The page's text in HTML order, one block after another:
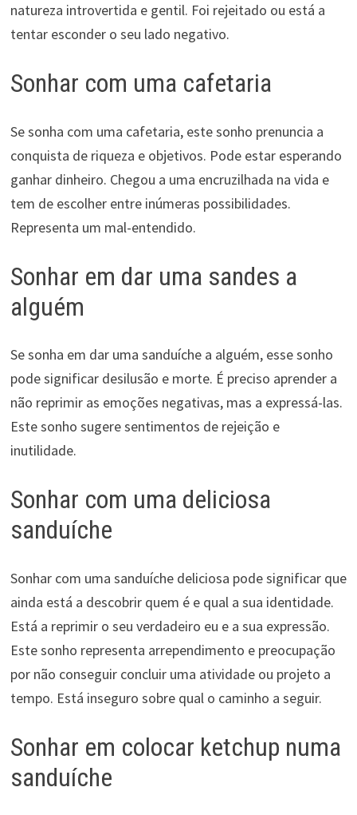
natureza introvertida e gentil. Foi rejeitado ou está a
tentar esconder o seu lado negativo.
Sonhar com uma cafetaria
Se sonha com uma cafetaria, este sonho prenuncia a
conquista de riqueza e objetivos. Pode estar esperando
ganhar dinheiro. Chegou a uma encruzilhada na vida e
tem de escolher entre inúmeras possibilidades.
Representa um mal-entendido.
Sonhar em dar uma sandes a
alguém
Se sonha em dar uma sanduíche a alguém, esse sonho
pode significar desilusão e morte. É preciso aprender a
não reprimir as emoções negativas, mas a expressá-las.
Este sonho sugere sentimentos de rejeição e
inutilidade.
Sonhar com uma deliciosa
sanduíche
Sonhar com uma sanduíche deliciosa pode significar que
ainda está a descobrir quem é e qual a sua identidade.
Está a reprimir o seu verdadeiro eu e a sua expressão.
Este sonho representa arrependimento e preocupação
por não conseguir concluir uma atividade ou projeto a
tempo. Está inseguro sobre qual o caminho a seguir.
Sonhar em colocar ketchup numa
sanduíche